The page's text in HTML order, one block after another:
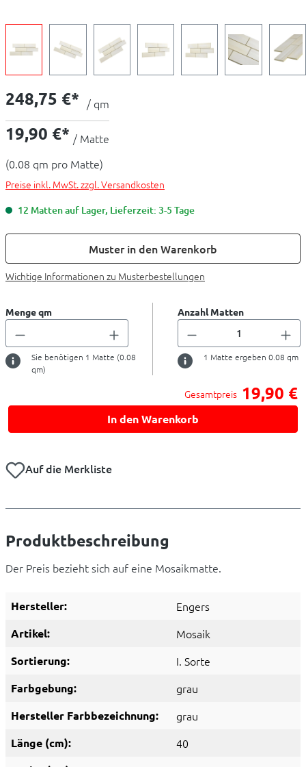
248,75 €* / qm
19,90 €* / Matte
(0.08 qm pro Matte)
Preise inkl. MwSt. zzgl. Versandkosten
12 Matten auf Lager, Lieferzeit: 3-5 Tage
Muster in den Warenkorb
Wichtige Informationen zu Musterbestellungen
Menge qm
Sie benötigen 1 Matte (0.08
qm)
Anzahl Matten
1 Matte ergeben 0.08 qm
Gesamtpreis 19,90 €
In den Warenkorb
Auf die Merkliste
Produktbeschreibung
Der Preis bezieht sich auf eine Mosaikmatte.
Hersteller: Engers
Artikel: Mosaik
Sortierung: I. Sorte
Farbgebung: grau
Hersteller Farbbezeichnung: grau
Länge (cm): 40